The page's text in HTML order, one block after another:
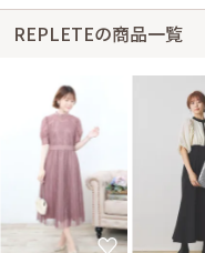
REPLETEの商品一覧